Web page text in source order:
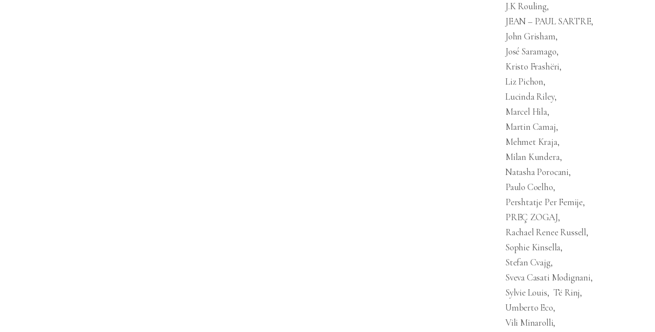
J.K Rouling
JEAN – PAUL SARTRE
John Grisham
José Saramago
Kristo Frashëri
Liz Pichon
Lucinda Riley
Marcel Hila
Martin Camaj
Mehmet Kraja
Milan Kundera
Natasha Porocani
Paulo Coelho
Pershtatje Per Femije
PREÇ ZOGAJ
Rachael Renee Russell
Sophie Kinsella
Stefan Cvajg
Sveva Casati Modignani
Sylvie Louis
Të Rinj
Umberto Eco
Vili Minarolli